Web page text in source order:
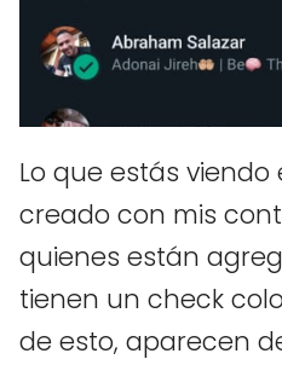
Lo que estás
creado con mis
quienes están
tienen un check
de esto, aparecen